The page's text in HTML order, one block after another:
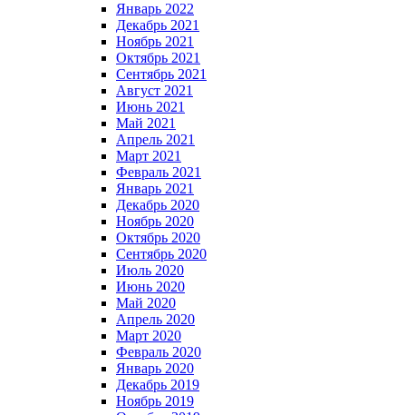
Январь 2022
Декабрь 2021
Ноябрь 2021
Октябрь 2021
Сентябрь 2021
Август 2021
Июнь 2021
Май 2021
Апрель 2021
Март 2021
Февраль 2021
Январь 2021
Декабрь 2020
Ноябрь 2020
Октябрь 2020
Сентябрь 2020
Июль 2020
Июнь 2020
Май 2020
Апрель 2020
Март 2020
Февраль 2020
Январь 2020
Декабрь 2019
Ноябрь 2019